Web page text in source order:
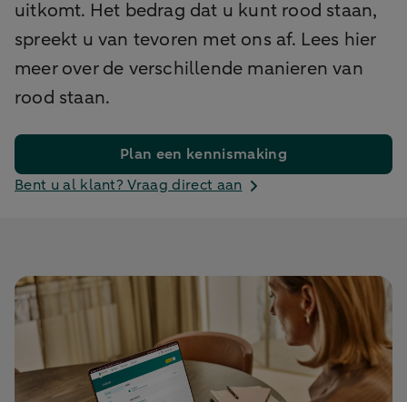
uitkomt. Het bedrag dat u kunt rood staan,
spreekt u van tevoren met ons af. Lees hier
meer over de verschillende manieren van
rood staan.
Plan een kennismaking
Bent u al klant? Vraag direct aan